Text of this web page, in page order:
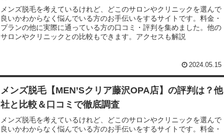
メンズ脱毛を考えているけれど、どこのサロンやクリニックを選んで
良いかわからなく悩んでいる方のお手伝いをするサイトです。料金・
プランの他に実際に通っている方の口コミ・評判を集めました。他の
サロンやクリニックとの比較もできます。アクセスも解説
2024.05.15
メンズ脱毛【MEN’Sクリア藤沢OPA店】の評判は？他
社と比較＆口コミで徹底調査
メンズ脱毛を考えているけれど、どこのサロンやクリニックを選んで
良いかわからなく悩んでいる方のお手伝いをするサイトです。料金・